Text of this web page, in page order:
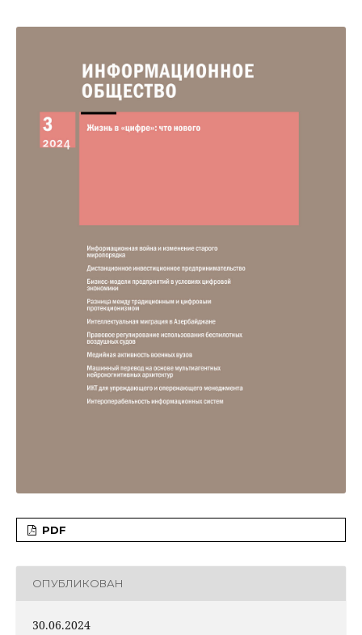
PDF
ОПУБЛИКОВАН
30.06.2024